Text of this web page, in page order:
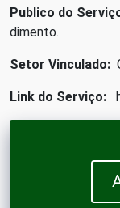
Publico do
dimento.
Setor Vinculado:
Link do Serviço: